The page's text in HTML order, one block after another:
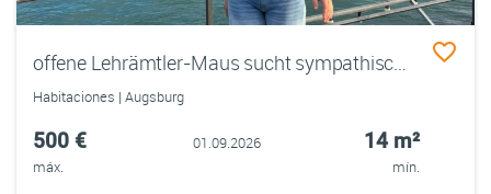
offene Lehrämtler-Maus sucht sympathische und freundschaftliche WG
Habitaciones | Augsburg
500 €
máx.
01.09.2026 14 m²
mín.